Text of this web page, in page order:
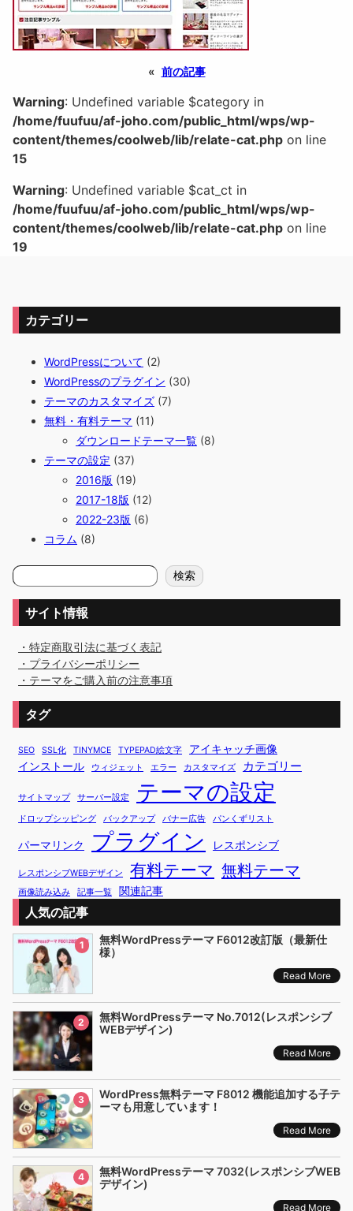
« 前の記事
Warning: Undefined variable $category in
/home/fuufuu/af-joho.com/public_html/wps/wp-
content/themes/coolweb/lib/relate-cat.php on line
15
Warning: Undefined variable $cat_ct in
/home/fuufuu/af-joho.com/public_html/wps/wp-
content/themes/coolweb/lib/relate-cat.php on line
19
カテゴリー
WordPressについて (2)
WordPressのプラグイン (30)
テーマのカスタマイズ (7)
無料・有料テーマ (11)
ダウンロードテーマ一覧 (8)
テーマの設定 (37)
2016版 (19)
2017-18版 (12)
2022-23版 (6)
コラム (8)
検
索
検索
サイト情報
・特定商取引法に基づく表記
・プライバシーポリシー
・テーマをご購入前の注意事項
タグ
SEO SSL化 TINYMCE TYPEPAD絵文字
アイキャッチ画像
インストール
ウィジェット エラー カスタマイズ カテゴリー
サイトマップ サーバー設定 テーマの設定
ドロップシッピング バックアップ バナー広告 パンくずリスト
パーマリンク プラグイン レスポンシブ
レスポンシブWEBデザイン 有料テーマ 無料テーマ
画像読み込み 記事一覧 関連記事
人気の記事
1
無料WordPressテーマ F6012改訂版（最新仕
様）
Read More
2
無料WordPressテーマ No.7012(レスポンシブ
WEBデザイン)
Read More
3
WordPress無料テーマ F8012 機能追加する子テ
ーマも用意しています！
Read More
4
無料WordPressテーマ 7032(レスポンシブWEB
デザイン)
Read More